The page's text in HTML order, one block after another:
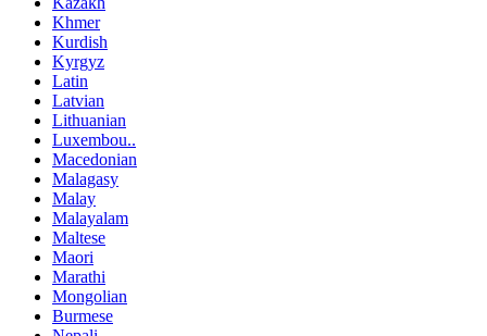
Khmer
Kurdish
Kyrgyz
Latin
Latvian
Lithuanian
Luxembou..
Macedonian
Malagasy
Malay
Malayalam
Maltese
Maori
Marathi
Mongolian
Burmese